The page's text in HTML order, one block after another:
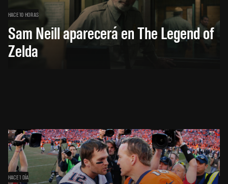
HACE 10 HORAS
Sam Neill aparecerá en The Legend of
Zelda
HACE 1 DÍA